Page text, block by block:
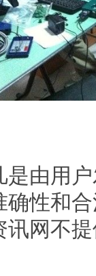
是由用
确性和
讯网不